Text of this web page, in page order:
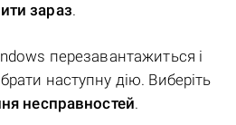
зараз.
перезавантажиться і
наступну дію. Виберіть
несправностей.